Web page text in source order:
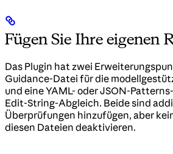
Fügen Sie Ihre eigenen
Das Plugin hat zwei
Guidance-Datei für die
und eine YAML- oder JSON-
Edit-String-Abgleich. Beide sind
Überprüfungen hinzufügen, aber
diesen Dateien deaktivieren.